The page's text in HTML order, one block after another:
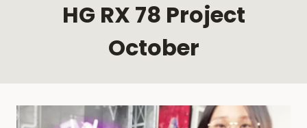
HG RX 78 Project
October